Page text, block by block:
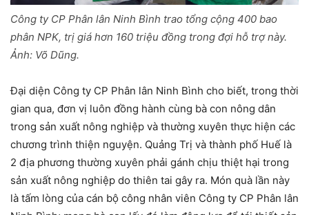
Công ty CP Phân lân Ninh Bình trao tổng cộng 400 bao
phân NPK, trị giá hơn 160 triệu đồng trong đợi hỗ trợ này.
Ảnh: Võ Dũng.
Đại diện Công ty CP Phân lân Ninh Bình cho biết, trong thời
gian qua, đơn vị luôn đồng hành cùng bà con nông dân
trong sản xuất nông nghiệp và thường xuyên thực hiện các
chương trình thiện nguyện. Quảng Trị và thành phố Huế là
2 địa phương thường xuyên phải gánh chịu thiệt hại trong
sản xuất nông nghiệp do thiên tai gây ra. Món quà lần này
là tấm lòng của cán bộ công nhân viên Công ty CP Phân lân